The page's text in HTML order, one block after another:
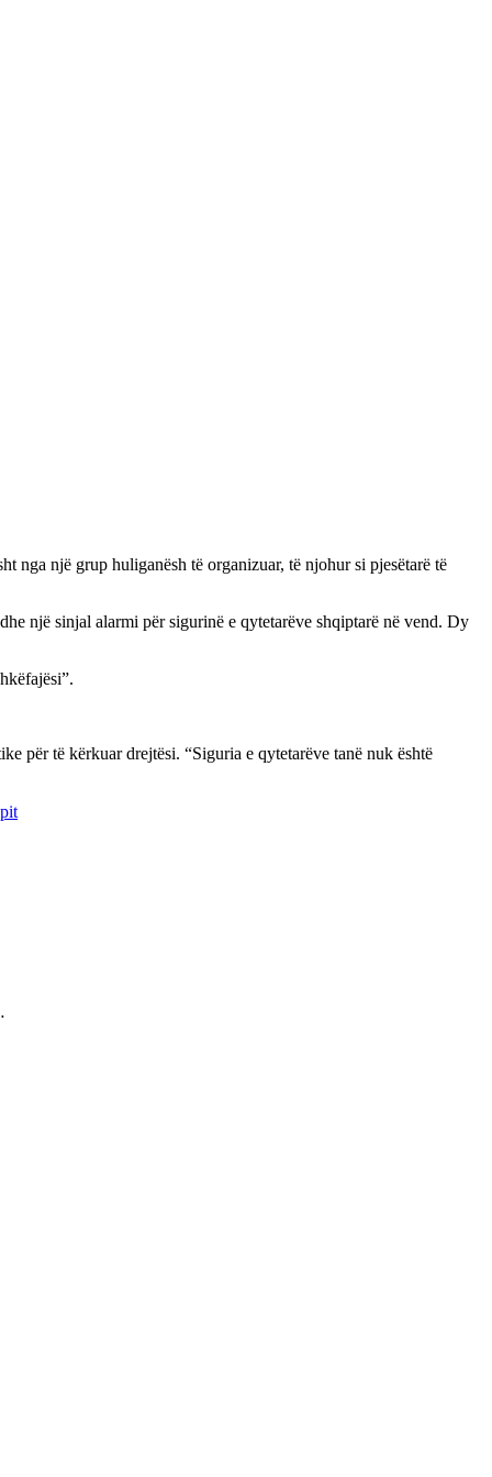
nga një grup huliganësh të organizuar, të njohur si pjesëtarë të
një sinjal alarmi për sigurinë e qytetarëve shqiptarë në vend. Dy
për të kërkuar drejtësi. “Siguria e qytetarëve tanë nuk është